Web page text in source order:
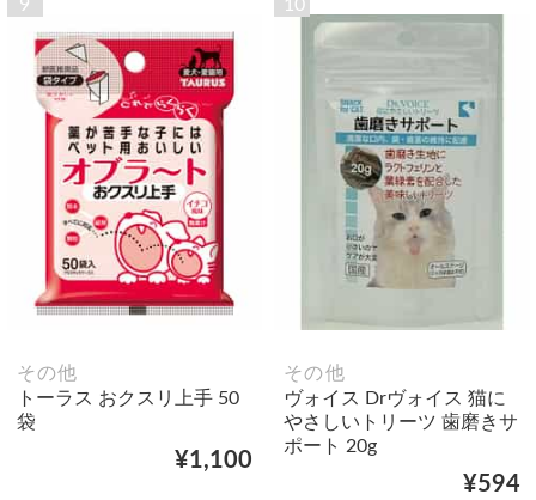
9
その他
トーラス おクスリ上手 50
袋
¥1,100
10
その他
ヴォイス Drヴォイス 猫に
やさしいトリーツ 歯磨きサ
ポート 20g
¥594